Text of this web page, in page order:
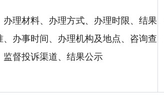
理材料、办理方式、办理时限、结果
办事时间、办理机构及地点、咨询查
监督投诉渠道、结果公示